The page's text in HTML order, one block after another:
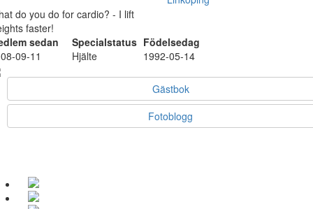
do you do for cardio? - I lift
faster!
sedan
Specialstatus Födelsedag
09-11
Hjälte 1992-05-14
Gästbok
Fotoblogg